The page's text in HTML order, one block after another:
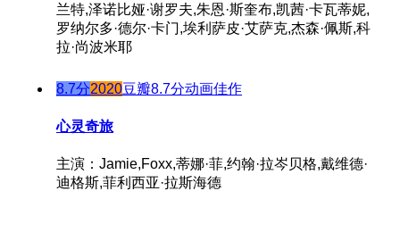
兰特,泽诺比娅·谢罗夫,朱恩·斯奎布,凯茜·卡瓦蒂妮,
罗纳尔多·德尔·卡门,埃利萨皮·艾萨克,杰森·佩斯,科
拉·尚波米耶
8.7分2020豆瓣8.7分动画佳作
心灵奇旅
主演：Jamie,Foxx,蒂娜·菲,约翰·拉岑贝格,戴维德·
迪格斯,菲利西亚·拉斯海德